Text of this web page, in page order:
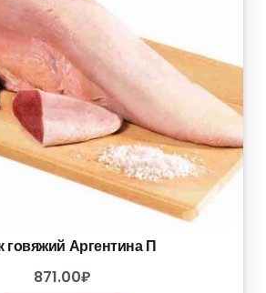
говяжий Аргентина П
871.00₽